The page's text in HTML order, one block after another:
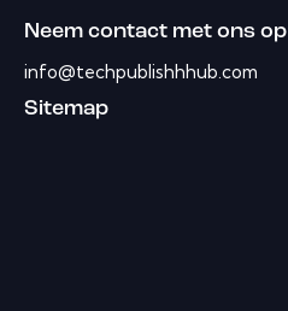
Neem contact met ons op
info@techpublishhhub.com
Sitemap